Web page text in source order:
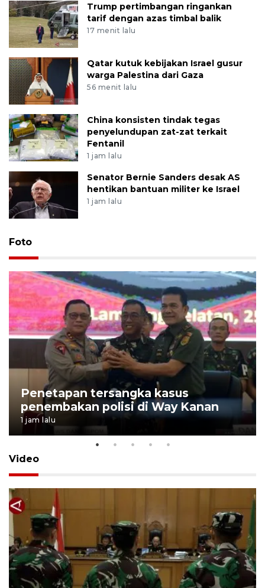
Trump pertimbangan ringankan
tarif dengan azas timbal balik
17 menit lalu
Qatar kutuk kebijakan Israel gusur
warga Palestina dari Gaza
56 menit lalu
China konsisten tindak tegas
penyelundupan zat-zat terkait
Fentanil
1 jam lalu
Senator Bernie Sanders desak AS
hentikan bantuan militer ke Israel
1 jam lalu
Foto
Penetapan tersangka kasus
penembakan polisi di Way Kanan
1 jam lalu
Video